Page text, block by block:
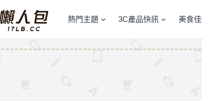
熱門主題 3C產品快訊 美食